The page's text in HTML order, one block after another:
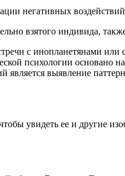
негативных
взятого индивида,
с инопланетянами
психологии основано
выявление
увидеть ее и другие